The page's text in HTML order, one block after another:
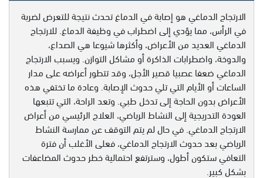
الارتجاج الدماغي هو إصابة في الدماغ تحدث نتيجة للتعرض لضربة
في الرأس، مما يؤدي إلى اضطراب في وظيفة الدماغ. للارتجاج
الدماغي العديد من الأعراض، وأكثرها شيوعا هي الصداع،
والدوخة، واضطرابات الذاكرة أو مشاكل التوازن. ويسبب الارتجاج
الدماغي ضعفا عصبيا قصير الأجل، وقد تتطور أعراضه على مدار
الساعات أو الأيام التي تلي حدوث الإصابة. وعادة ما تختفي هذه
الأعراض بدون الحاجة إلى تدخل طبي. وتعد الراحة، التي تتبعها
العودة التدريجية إلى النشاط الرياضي، العلاج الرئيسي من أعراض
الارتجاج الدماغي. في حال لم يتم التوقف عن ممارسة النشاط
الرياضي بعد حدوث الارتجاج الدماغي، فعلى الأغلب أن فترة
التعافي ستكون أطول، وسترتفع احتمالية خطر حدوث المضاعفات
بشكل كبير.